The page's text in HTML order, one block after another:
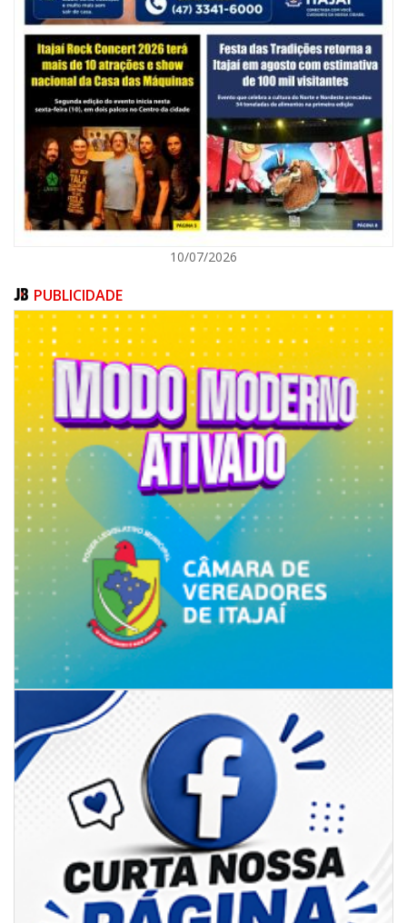
06/08/2026 | 10:14
Defesa Civil de SC monitora formação de ciclone-bomba no Sul do Brasil;
entenda como o fenômeno se forma e quais os impactos no estado
ITAJAÍ
06/08/2026 | 18:18
Programa de IST/Aids e Hepatites Virais faz testagem rápida em frente
ao CIS
10/07/2026
PUBLICIDADE